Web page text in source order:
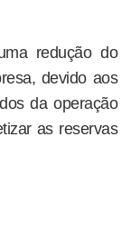
redução do
devido aos
da operação
as reservas